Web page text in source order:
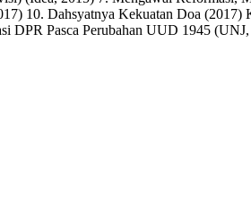
10. Dahsyatnya Kekuatan Doa (2017)
DPR Pasca Perubahan UUD 1945